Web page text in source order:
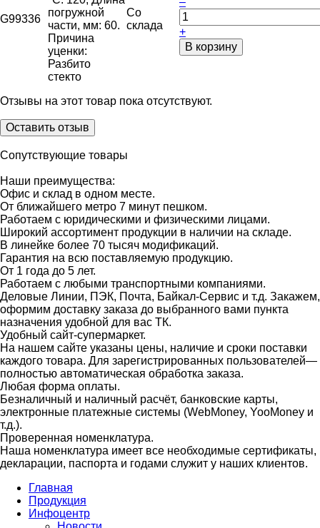
G99336
погружной
части, мм: 60.
Причина
уценки:
Разбито
стекто
Со
склада
+
В корзину
Отзывы на этот товар пока отсутствуют.
Оставить отзыв
Сопутствующие товары
Наши преимущества:
Офис и склад в одном месте.
От ближайшего метро 7 минут пешком.
Работаем с юридическими и физическими лицами.
Широкий ассортимент продукции в наличии на складе.
В линейке более 70 тысяч модификаций.
Гарантия на всю поставляемую продукцию.
От 1 года до 5 лет.
Работаем с любыми транспортными компаниями.
Деловые Линии, ПЭК, Почта, Байкал-Сервис и т.д. Закажем,
оформим доставку заказа до выбранного вами пункта
назначения удобной для вас ТК.
Удобный сайт-супермаркет.
На нашем сайте указаны цены, наличие и сроки поставки
каждого товара. Для зарегистрированных пользователей—
полностью автоматическая обработка заказа.
Любая форма оплаты.
Безналичный и наличный расчёт, банковские карты,
электронные платежные системы (WebMoney, YooMoney и
т.д.).
Проверенная номенклатура.
Наша номенклатура имеет все необходимые сертификаты,
декларации, паспорта и годами служит у наших клиентов.
Главная
Продукция
Инфоцентр